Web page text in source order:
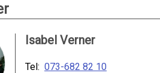
Isabel Verner
Tel: 073-682 82 10